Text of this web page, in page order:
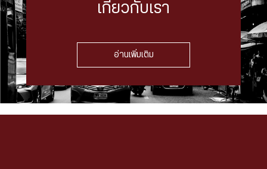
เกี่ยวกับเรา
อ่านเพิ่มเติม